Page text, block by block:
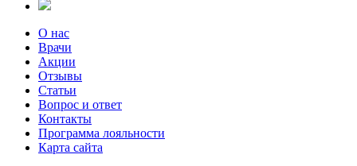
О нас
Врачи
Акции
Отзывы
Статьи
Вопрос и ответ
Контакты
Программа лояльности
Карта сайта